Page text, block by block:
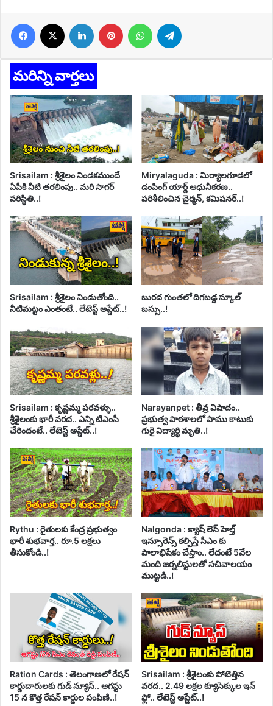
Facebook LinkedIn Pinterest WhatsApp
మరిన్ని వార్తలు
Srisailam : శ్రీశైలం నిండకముందే
ఏపీకి నీటి తరలింపు.. మరి సాగర్
పరిస్థితి..!
Miryalaguda : మిర్యాలగూడలో
డంపింగ్ యార్డ్ ఆధునీకరణ..
పరిశీలించిన చైర్మన్, కమిషనర్..!
Srisailam : శ్రీశైలం నిండుతోంది..
నీటిమట్టం ఎంతంటే.. లేటెస్ట్ అప్డేట్..!
బురద గుంతలో దిగబడ్డ స్కూల్
బస్సు..!
Srisailam : కృష్ణమ్మ పరవళ్ళు..
శ్రీశైలంకు భారీ వరద.. ఎన్ని టిఎంసీ
చేరిందంటే.. లేటెస్ట్ అప్డేట్..!
Narayanpet : తీవ్ర విషాదం..
ప్రభుత్వ పాఠశాలలో పాము కాటుకు
గురై విద్యార్థి మృతి..!
Rythu : రైతులకు కేంద్ర ప్రభుత్వం
భారీ శుభవార్త.. రూ.5 లక్షలు
తీసుకోండి..!
Nalgonda : క్యాష్ లెస్ హెల్త్
ఇన్సూరెన్స్ కల్పిస్తే సీఎం కు
పాలాభిషేకం చేస్తాం.. లేదంటే 5వేల
మంది జర్నలిస్టులతో సచివాలయం
ముట్టడి..!
Ration Cards : తెలంగాణలో రేషన్
కార్డుదారులకు గుడ్ న్యూస్.. ఆగస్టు
15 న కొత్త రేషన్ కార్డుల పంపిణి..!
Srisailam : శ్రీశైలంకు పోటెత్తిన
వరద.. 2.49 లక్షల క్యూసెక్కుల ఇన్
ఫ్లో.. లేటెస్ట్ అప్డేట్..!